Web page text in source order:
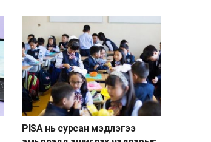
PISA нь сурсан мэдлэгээ